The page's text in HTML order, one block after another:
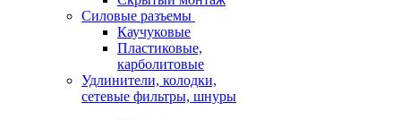
Силовые разъемы
Каучуковые
Пластиковые,
карболитовые
Удлинители, колодки,
сетевые фильтры, шнуры